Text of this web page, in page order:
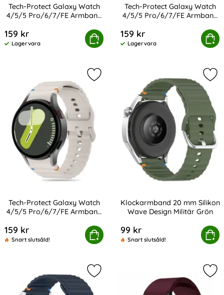
Tech-Protect Galaxy Watch
4/5/5 Pro/6/7/FE Armband
159 kr
Tillgänglighet:
Lagervara
Köp
Galaxy Watch 4/5/5 Pro/6/7/FE Armband Silikon
Tech-Protect Galaxy Watch
4/5/5 Pro/6/7/FE Armband
159 kr
Tillgänglighet:
Lagervara
Köp
Tech-Protect Galaxy Watch 4/5/5
Tech-Protect Galaxy Watch
4/5/5 Pro/6/7/FE Armband
159 kr
Snart slutsåld!
Köp
Galaxy Watch 4/5/5 Pro/6/7/FE Armband Silikon
Markera tech-Protect Galaxy
Klockarmband 20 mm Silikon
Wave Design Militär Grön
99 kr
Snart slutsåld!
Köp
Klockarmband 20 mm Silikon
Markera klockarmband 20 mm